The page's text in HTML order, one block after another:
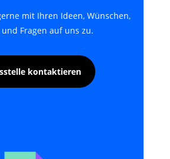
mit Ihren Ideen, Wünschen,
Fragen auf uns zu.
kontaktieren